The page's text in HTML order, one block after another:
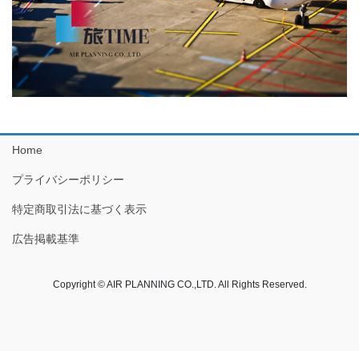
Home
プライバシーポリシー
特定商取引法に基づく表示
広告掲載基準
Copyright © AIR PLANNING CO.,LTD. All Rights Reserved.